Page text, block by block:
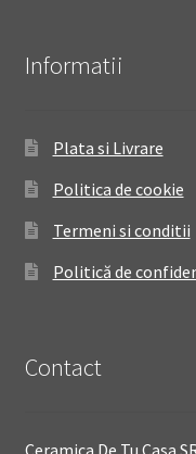
Informatii
Plata si Livrare
Politica de cookie
Termeni si conditii
Politică de
Contact